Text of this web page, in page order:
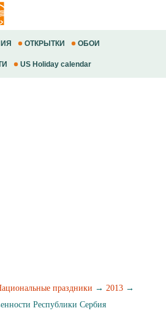
ОТКРЫТКИ ОБОИ
US Holiday calendar
праздники → 2013 →
Республики Сербия